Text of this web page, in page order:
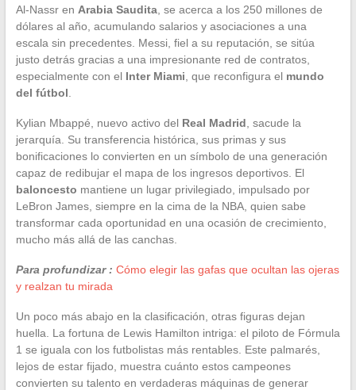
Al-Nassr en Arabia Saudita, se acerca a los 250 millones de
dólares al año, acumulando salarios y asociaciones a una
escala sin precedentes. Messi, fiel a su reputación, se sitúa
justo detrás gracias a una impresionante red de contratos,
especialmente con el Inter Miami , que reconfigura el mundo
del fútbol
Kylian Mbappé, nuevo activo del Real Madrid , sacude la
jerarquía. Su transferencia histórica, sus primas y sus
bonificaciones lo convierten en un símbolo de una generación
capaz de redibujar el mapa de los ingresos deportivos. El
baloncesto mantiene un lugar privilegiado, impulsado por
LeBron James, siempre en la cima de la NBA, quien sabe
transformar cada oportunidad en una ocasión de crecimiento,
mucho más allá de las canchas.
Para profundizar : Cómo elegir las gafas que ocultan las ojeras
y realzan tu mirada
Un poco más abajo en la clasificación, otras figuras dejan
huella. La fortuna de Lewis Hamilton intriga: el piloto de Fórmula
1 se iguala con los futbolistas más rentables. Este palmarés,
lejos de estar fijado, muestra cuánto estos campeones
convierten su talento en verdaderas máquinas de generar